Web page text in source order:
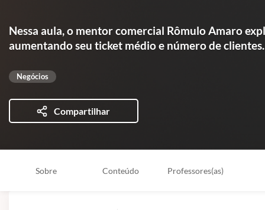
Nessa aula, o mentor comercial Rômulo Amaro
aumentando seu ticket médio e número de clientes.
Negócios
Compartilhar
Sobre Conteúdo Professores(as)